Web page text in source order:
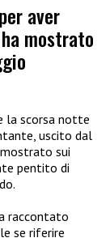
aver
mostrato
la scorsa notte
uscito dal
mostrato sui
pentito di
raccontato
se riferire